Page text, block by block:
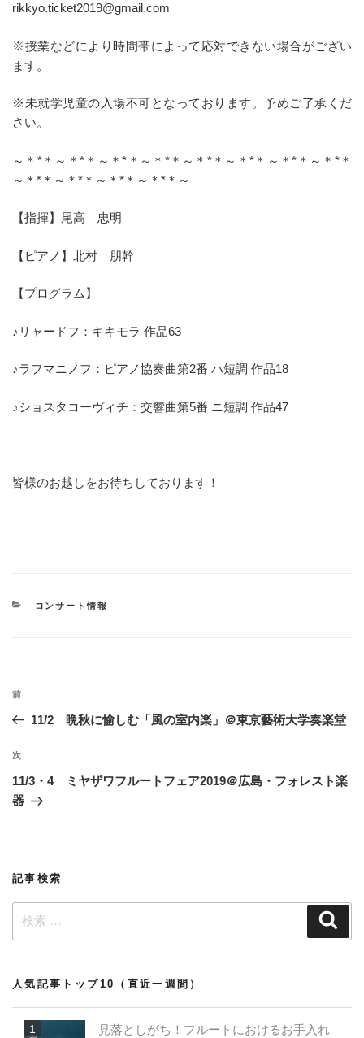
rikkyo.ticket2019@gmail.com
※授業などにより時間帯によって応対できない場合がござい
ます。
※未就学児童の入場不可となっております。予めご了承くだ
さい。
～＊*＊～＊*＊～＊*＊～＊*＊～＊*＊～＊*＊～＊*＊～＊*＊
～＊*＊～＊*＊～＊*＊～＊*＊～
【指揮】尾高 忠明
【ピアノ】北村 朋幹
【プログラム】
♪リャードフ：キキモラ 作品63
♪ラフマニノフ：ピアノ協奏曲第2番 ハ短調 作品18
♪ショスタコーヴィチ：交響曲第5番 ニ短調 作品47
皆様のお越しをお待ちしております！
カ
コンサート情報
投
ビ
ゲ
ー
ン
過
去
投
稿
前
11/2 晩秋に愉しむ「風の室内楽」＠東京藝術大学奏楽堂
次
の
投
次
11/3・4 ミヤザワフルートフェア2019＠広島・フォレスト楽
器
記事検索
索:
人気記事トップ10（直近一週間）
見落としがち！フルートにおけるお手入れ